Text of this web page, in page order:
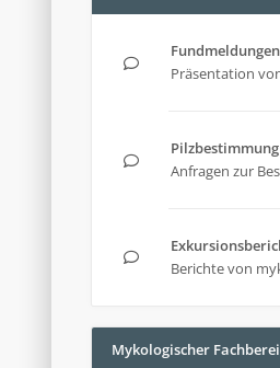
Fundmeldungen
Präsentation
Pilzbestimmung
Anfragen zur
Berichte von
Mykologischer